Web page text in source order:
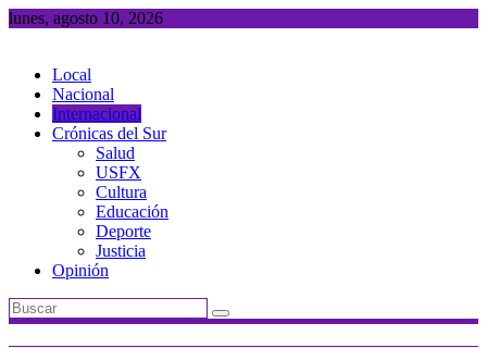
Saltar
lunes, agosto 10, 2026
Local
Nacional
Internacional
Crónicas del Sur
Salud
USFX
Cultura
Educación
Deporte
Justicia
Opinión